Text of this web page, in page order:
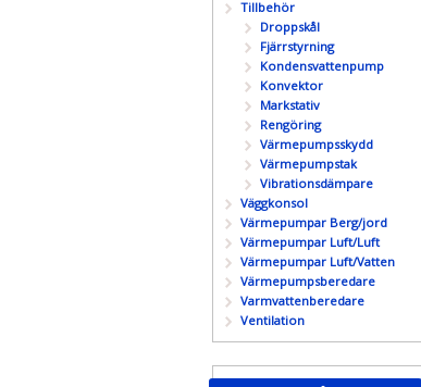
Tillbehör
Droppskål
Fjärrstyrning
Kondensvattenpump
Konvektor
Markstativ
Rengöring
Värmepumpsskydd
Värmepumpstak
Vibrationsdämpare
Väggkonsol
Värmepumpar Berg/jord
Värmepumpar Luft/Luft
Värmepumpar Luft/Vatten
Värmepumpsberedare
Varmvattenberedare
Ventilation